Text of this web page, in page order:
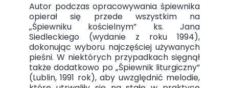
Autor podczas opracowywania śpiewnika
opierał się przede wszystkim na
„Śpiewniku kościelnym” ks. Jana
Siedleckiego (wydanie z roku 1994),
dokonując wyboru najczęściej używanych
pieśni. W niektórych przypadkach sięgnął
także dodatkowo po „Śpiewnik liturgiczny”
(Lublin, 1991 rok), aby uwzględnić melodie,